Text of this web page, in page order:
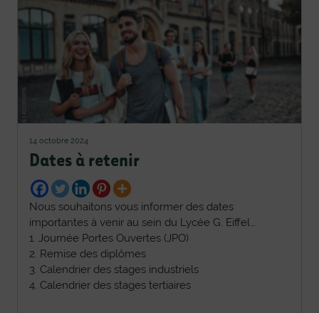
14 octobre 2024
Dates à retenir
Nous souhaitons vous informer des dates
importantes à venir au sein du Lycée G. Eiffel….
1. Journée Portes Ouvertes (JPO)
2. Remise des diplômes
3. Calendrier des stages industriels
4. Calendrier des stages tertiaires